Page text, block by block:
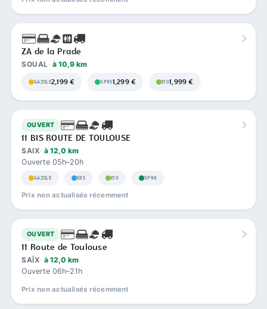
ZA de la Prade
SOUAL à 10,9 km
GAZOLE2,199 € SP951,299 € E101,999 €
OUVERT
11 BIS ROUTE DE TOULOUSE
SAIX à 12,0 km
Ouverte 05h–20h
GAZOLE E85 E10 SP98
Prix non actualisés récemment
OUVERT
11 Route de Toulouse
SAÏX à 12,0 km
Ouverte 06h–21h
Prix non actualisés récemment